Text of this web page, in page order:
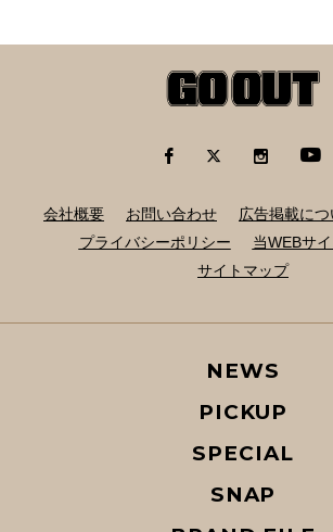
会社概要 お問い合わせ 広告掲載につ
プライバシーポリシー
当WEBサ
サイトマップ
NEWS
PICKUP
SPECIAL
SNAP